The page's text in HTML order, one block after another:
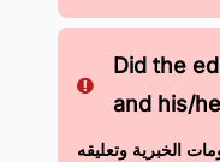
Did the
and his/
الخبرية وتعليقه